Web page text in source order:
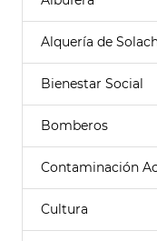
Alquería de
Bienestar Social
Bomberos
Contaminación
Cultura